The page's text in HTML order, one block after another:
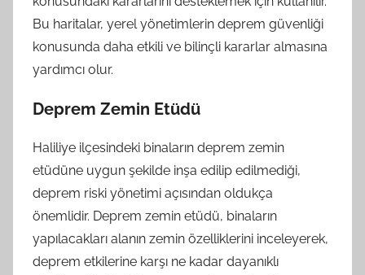
Bu haritalar, yerel yönetimlerin deprem güvenliği
konusunda daha etkili ve bilinçli kararlar almasına
yardımcı olur.
Deprem Zemin Etüdü
Haliliye ilçesindeki binaların deprem zemin
etüdüne uygun şekilde inşa edilip edilmediği,
deprem riski yönetimi açısından oldukça
önemlidir. Deprem zemin etüdü, binaların
yapılacakları alanın zemin özelliklerini inceleyerek,
deprem etkilerine karşı ne kadar dayanıklı